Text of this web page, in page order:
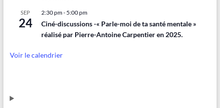
SEP
24
2:30 pm- 5:00 pm
Ciné-discussions -« Parle-moi de ta santé mentale »
réalisé par Pierre-Antoine Carpentier en 2025.
Voir le calendrier